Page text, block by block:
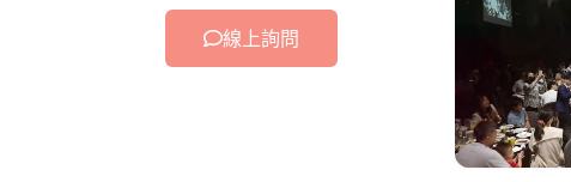
線上詢問